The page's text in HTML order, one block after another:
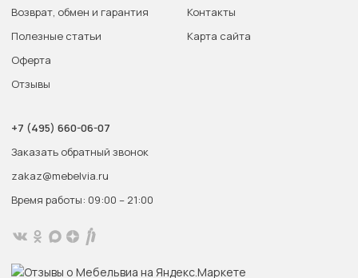
Возврат, обмен и гарантия
Полезные статьи
Оферта
Отзывы
Контакты
Карта сайта
+7 (495) 660-06-07
Заказать обратный звонок
zakaz@mebelvia.ru
Время работы: 09:00 – 21:00